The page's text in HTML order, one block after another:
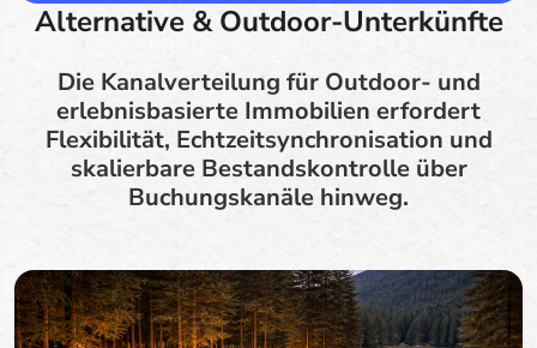
Alternative & Outdoor-Unterkünfte
Die Kanalverteilung für Outdoor- und
erlebnisbasierte Immobilien erfordert
Flexibilität, Echtzeitsynchronisation und
skalierbare Bestandskontrolle über
Buchungskanäle hinweg.